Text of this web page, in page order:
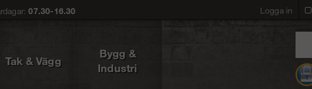
07.30-16.30 Logga in
Tak & Vägg
Bygg &
Industri